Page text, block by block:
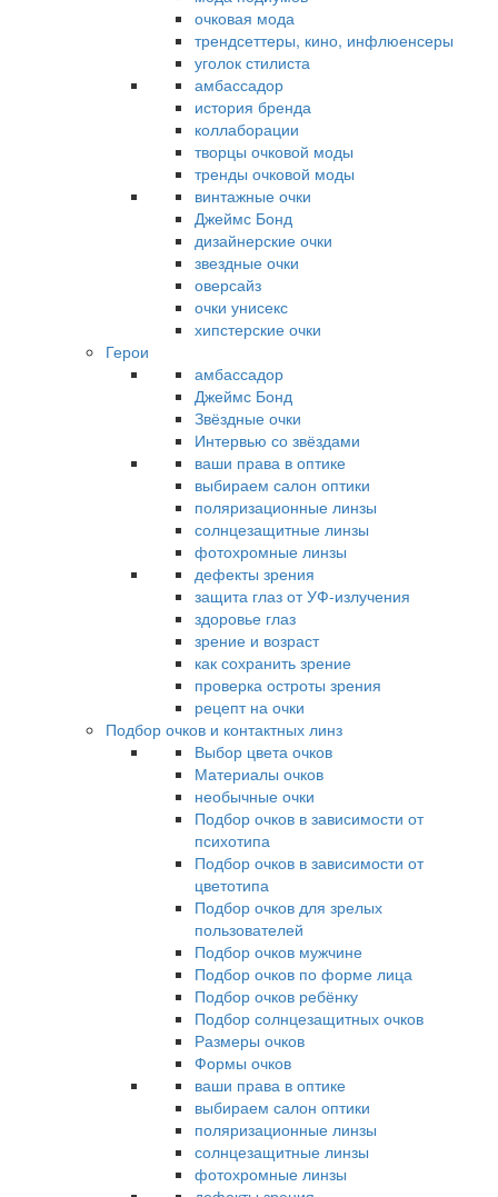
очковая мода
трендсеттеры, кино, инфлюенсеры
уголок стилиста
амбассадор
история бренда
коллаборации
творцы очковой моды
тренды очковой моды
винтажные очки
Джеймс Бонд
дизайнерские очки
звездные очки
оверсайз
очки унисекс
хипстерские очки
Герои
амбассадор
Джеймс Бонд
Звёздные очки
Интервью со звёздами
ваши права в оптике
выбираем салон оптики
поляризационные линзы
солнцезащитные линзы
фотохромные линзы
дефекты зрения
защита глаз от УФ-излучения
здоровье глаз
зрение и возраст
как сохранить зрение
проверка остроты зрения
рецепт на очки
Подбор очков и контактных линз
Выбор цвета очков
Материалы очков
необычные очки
Подбор очков в зависимости от
психотипа
Подбор очков в зависимости от
цветотипа
Подбор очков для зрелых
пользователей
Подбор очков мужчине
Подбор очков по форме лица
Подбор очков ребёнку
Подбор солнцезащитных очков
Размеры очков
Формы очков
ваши права в оптике
выбираем салон оптики
поляризационные линзы
солнцезащитные линзы
фотохромные линзы